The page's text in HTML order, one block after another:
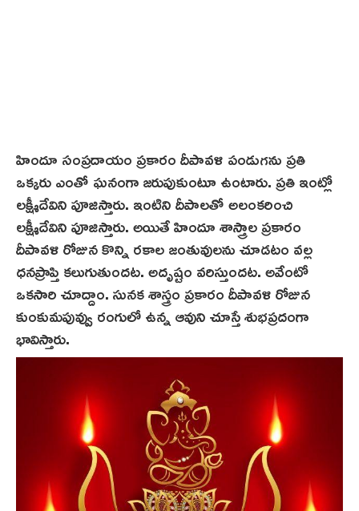
హిందూ సంప్రదాయం ప్రకారం దీపావళి పండుగను ప్రతి
ఒక్కరు ఎంతో ఘనంగా జరుపుకుంటూ ఉంటారు. ప్రతి ఇంట్లో
లక్ష్మీదేవిని పూజిస్తారు. ఇంటిని దీపాల‌తో అలంక‌రించి
లక్ష్మీదేవిని పూజిస్తారు. అయితే హిందూ శాస్త్రాల ప్రకారం
దీపావళి రోజున కొన్ని రకాల జంతువులను చూడటం వల్ల
ధనప్రాప్తి కలుగుతుందట. అదృష్టం వరిస్తుందట. అవేంటో
ఒకసారి చూద్దాం. సునక శాస్త్రం ప్రకారం దీపావళి రోజున
కుంకుమపువ్వు రంగులో ఉన్న ఆవుని చూస్తే శుభప్రదంగా
భావిస్తారు.